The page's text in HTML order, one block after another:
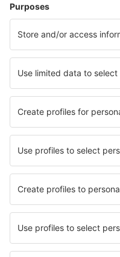
Cazare în Nisa
Cazare în Menton
Cazare în Les Gets
Cazare în Canet
Cele mai bune locuri de
Cazare în San Luis de La Paz
Cazare în Sainte Catharines
Cazare în Port Royal
Cazare în Browns Mills